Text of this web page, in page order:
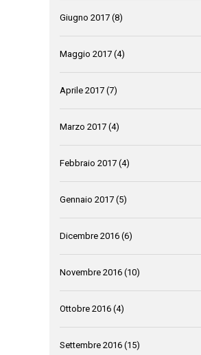
Giugno 2017 (8)
Maggio 2017 (4)
Aprile 2017 (7)
Marzo 2017 (4)
Febbraio 2017 (4)
Gennaio 2017 (5)
Dicembre 2016 (6)
Novembre 2016 (10)
Ottobre 2016 (4)
Settembre 2016 (15)